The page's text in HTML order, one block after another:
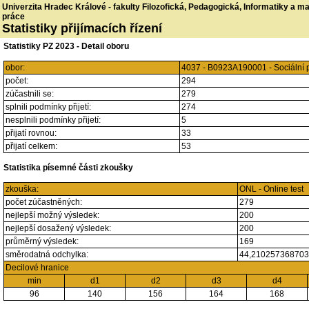
Univerzita Hradec Králové - fakulty Filozofická, Pedagogická, Informatiky a
práce
Statistiky přijímacích řízení
Statistiky PZ 2023 - Detail oboru
obor:
4037 - B0923A190001 - Sociální
počet:
294
zúčastnili se:
279
splnili podmínky přijetí:
274
nesplnili podmínky přijetí:
5
přijatí rovnou:
33
přijatí celkem:
53
Statistika písemné části zkoušky
zkouška:
ONL - Online test
počet zúčastněných:
279
nejlepší možný výsledek:
200
nejlepší dosažený výsledek:
200
průměrný výsledek:
169
směrodatná odchylka:
Decilové hranice
min
d1 d2 d3
d4
96
140 156 164 168